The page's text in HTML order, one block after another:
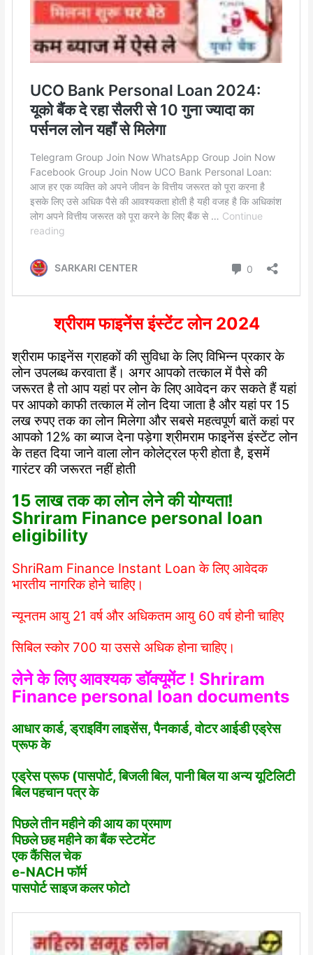
श्रीराम फाइनेंस इंस्टेंट लोन 2024
श्रीराम फाइनेंस ग्राहकों की सुविधा के लिए विभिन्न प्रकार के
लोन उपलब्ध करवाता हैं। अगर आपको तत्काल में पैसे की
जरूरत है तो आप यहां पर लोन के लिए आवेदन कर सकते हैं यहां
पर आपको काफी तत्काल में लोन दिया जाता है और यहां पर 15
लख रुपए तक का लोन मिलेगा और सबसे महत्वपूर्ण बातें कहां पर
आपको 12% का ब्याज देना पड़ेगा श्रीमराम फाइनेंस इंस्टेंट लोन
के तहत दिया जाने वाला लोन कोलेट्रल फ्री होता है, इसमें
गारंटर की जरूरत नहीं होती
15 लाख तक का लोन लेने की योग्यता!
Shriram Finance personal loan
eligibility
ShriRam Finance Instant Loan के लिए आवेदक
भारतीय नागरिक होने चाहिए।
न्यूनतम आयु 21 वर्ष और अधिकतम आयु 60 वर्ष होनी चाहिए
सिबिल स्कोर 700 या उससे अधिक होना चाहिए।
लेने के लिए आवश्यक डॉक्यूमेंट ! Shriram
Finance personal loan documents
आधार कार्ड, ड्राइविंग लाइसेंस, पैनकार्ड, वोटर आईडी एड्रेस
प्रूफ के
एड्रेस प्रूफ (पासपोर्ट, बिजली बिल, पानी बिल या अन्य यूटिलिटी
बिल पहचान पत्र के
पिछले तीन महीने की आय का प्रमाण
पिछले छह महीने का बैंक स्टेटमेंट
एक कैंसिल चेक
e-NACH फॉर्म
पासपोर्ट साइज कलर फोटो